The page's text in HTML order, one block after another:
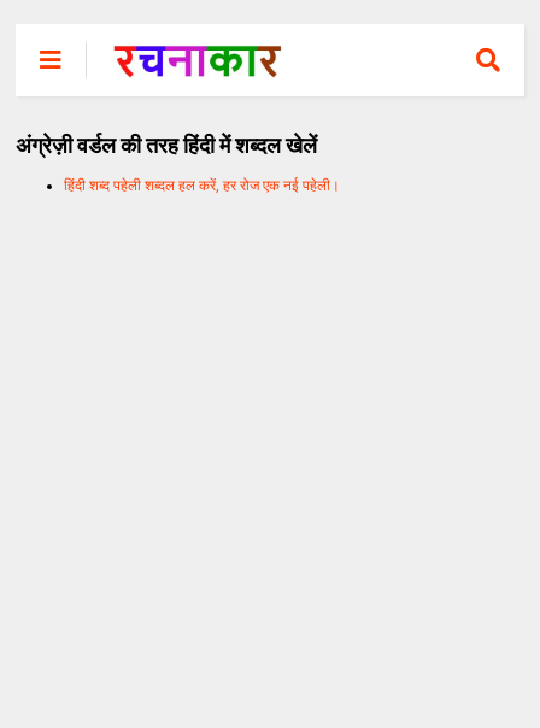
अंग्रेज़ी वर्डल की तरह हिंदी में शब्दल खेलें
हिंदी शब्द पहेली शब्दल हल करें, हर रोज एक नई पहेली।